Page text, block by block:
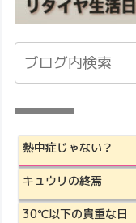
熱中症じゃない？
キュウリの終焉
30℃以下の貴重な日